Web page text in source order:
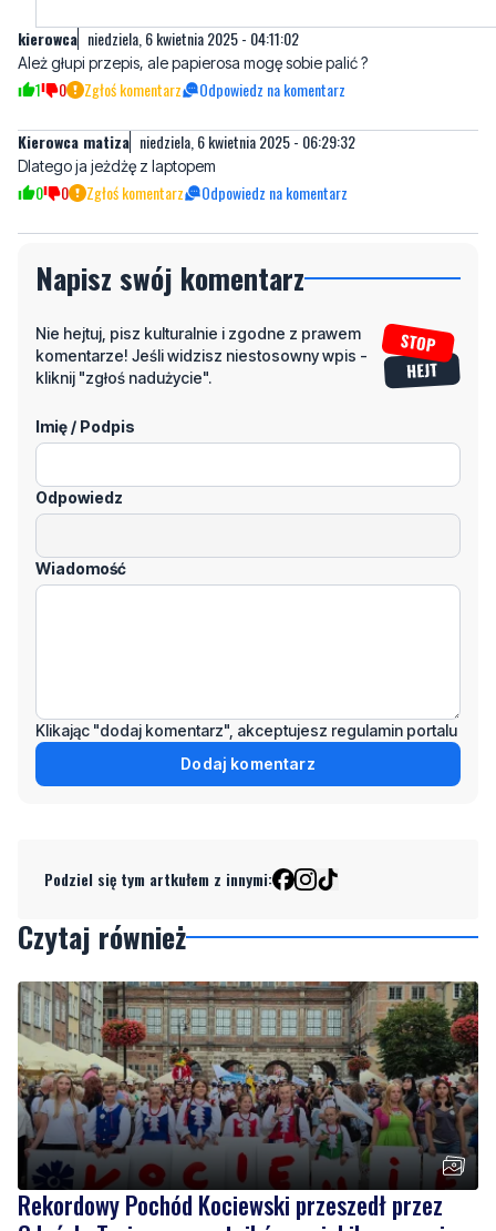
kierowca niedziela, 6 kwietnia 2025 - 04:11:02
Ależ głupi przepis, ale papierosa mogę sobie palić ?
1 0 Zgłoś komentarz Odpowiedz na komentarz
Kierowca matiza niedziela, 6 kwietnia 2025 - 06:29:32
Dlatego ja jeżdżę z laptopem
0 0 Zgłoś komentarz Odpowiedz na komentarz
Napisz swój komentarz
Nie hejtuj, pisz kulturalnie i zgodne z prawem
komentarze! Jeśli widzisz niestosowny wpis -
kliknij "zgłoś nadużycie".
Imię / Podpis
Odpowiedz
Wiadomość
Klikając "dodaj komentarz", akceptujesz regulamin portalu
Dodaj komentarz
Podziel się tym artkułem z innymi:
Czytaj również
Rekordowy Pochód Kociewski przeszedł przez